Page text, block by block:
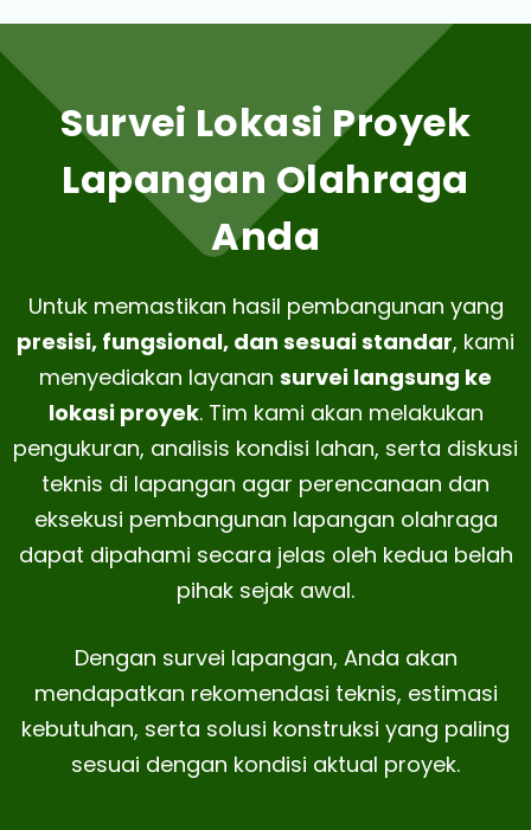
Survei Lokasi Proyek
Lapangan Olahraga
Anda
Untuk memastikan hasil pembangunan yang
presisi, fungsional, dan sesuai standar, kami
menyediakan layanan survei langsung ke
lokasi proyek. Tim kami akan melakukan
pengukuran, analisis kondisi lahan, serta diskusi
teknis di lapangan agar perencanaan dan
eksekusi pembangunan lapangan olahraga
dapat dipahami secara jelas oleh kedua belah
pihak sejak awal.
Dengan survei lapangan, Anda akan
mendapatkan rekomendasi teknis, estimasi
kebutuhan, serta solusi konstruksi yang paling
sesuai dengan kondisi aktual proyek.